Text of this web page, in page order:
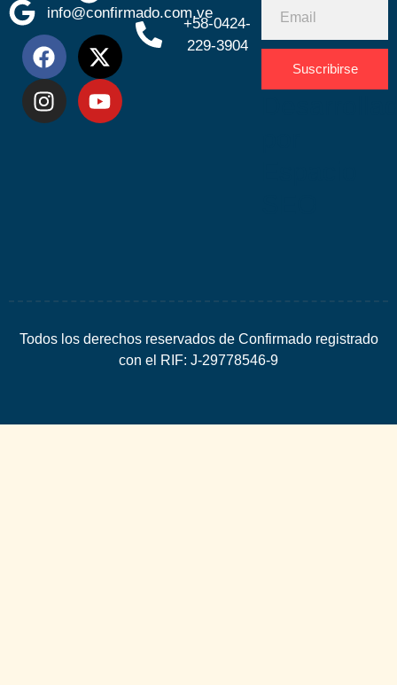
info@confirmado.com.ve
+58-0424-
229-3904
Suscribirse
Todos los derechos reservados de Confirmado registrado
con el RIF: J-29778546-9